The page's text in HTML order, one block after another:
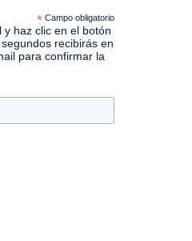
*Campo obligatorio
y haz clic en el botón
recibirás en
para confirmar la